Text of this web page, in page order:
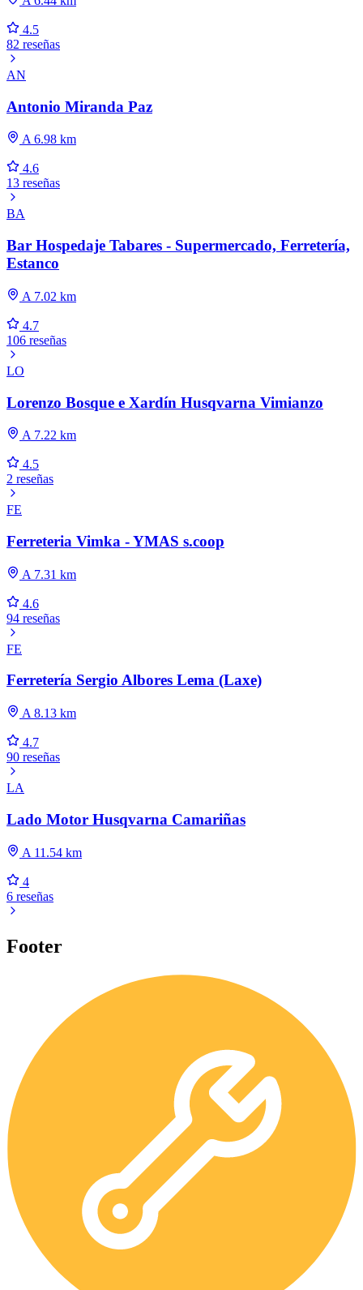
4.5
82 reseñas
AN
Antonio Miranda Paz
A 6.98 km
4.6
13 reseñas
BA
Bar Hospedaje Tabares - Supermercado, Ferretería,
Estanco
A 7.02 km
4.7
106 reseñas
LO
Lorenzo Bosque e Xardín Husqvarna Vimianzo
A 7.22 km
4.5
2 reseñas
FE
Ferreteria Vimka - YMAS s.coop
A 7.31 km
4.6
94 reseñas
FE
Ferretería Sergio Albores Lema (Laxe)
A 8.13 km
4.7
90 reseñas
LA
Lado Motor Husqvarna Camariñas
A 11.54 km
4
6 reseñas
Footer